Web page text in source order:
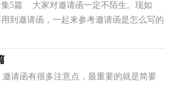
集5篇 大家对邀请函一定不陌生。现如
到邀请函，一起来参考邀请函是怎么写的
邀请同事聚会的邀请函5篇...
请函有很多注意点，最重要的就是简要